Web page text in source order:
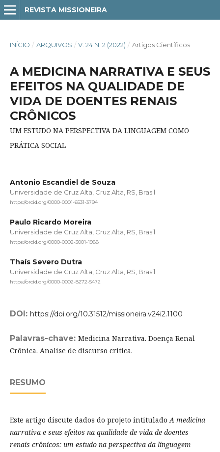
REVISTA MISSIONEIRA
INÍCIO / ARQUIVOS / V. 24 N. 2 (2022) / Artigos Científicos
A MEDICINA NARRATIVA E SEUS
EFEITOS NA QUALIDADE DE
VIDA DE DOENTES RENAIS
CRÔNICOS
UM ESTUDO NA PERSPECTIVA DA LINGUAGEM COMO
PRÁTICA SOCIAL
Antonio Escandiel de Souza
Universidade de Cruz Alta, Cruz Alta, RS, Brasil
https://orcid.org/0000-0001-6531-3794
Paulo Ricardo Moreira
Universidade de Cruz Alta, Cruz Alta, RS, Brasil
https://orcid.org/0000-0002-3001-1988
Thaís Severo Dutra
Universidade de Cruz Alta, Cruz Alta, RS, Brasil
https://orcid.org/0000-0002-8272-5472
DOI: https://doi.org/10.31512/missioneira.v24i2.1100
Palavras-chave: Medicina Narrativa. Doença Renal
Crônica. Analise de discurso critica.
RESUMO
Este artigo discute dados do projeto intitulado A medicina
narrativa e seus efeitos na qualidade de vida de doentes
renais crônicos: um estudo na perspectiva da linguagem